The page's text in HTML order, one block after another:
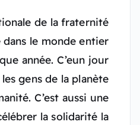
de la fraternité
dans le monde entier
année. C’eun jour
gens de la planète
C’est aussi une
la solidarité la